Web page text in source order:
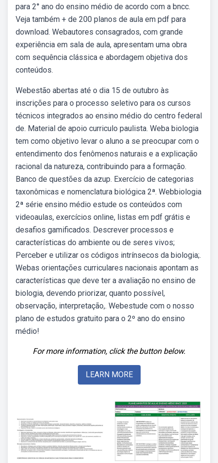
para 2° ano do ensino médio de acordo com a bncc.
Veja também + de 200 planos de aula em pdf para
download. Webautores consagrados, com grande
experiência em sala de aula, apresentam uma obra
com sequência clássica e abordagem objetiva dos
conteúdos.
Webestão abertas até o dia 15 de outubro às
inscrições para o processo seletivo para os cursos
técnicos integrados ao ensino médio do centro federal
de. Material de apoio curriculo paulista. Weba biologia
tem como objetivo levar o aluno a se preocupar com o
entendimento dos fenômenos naturais e a explicação
racional da natureza, contribuindo para a formação.
Banco de questões da azup. Exercício de categorias
taxonômicas e nomenclatura biológica 2ª. Webbiologia
2ª série ensino médio estude os conteúdos com
videoaulas, exercícios online, listas em pdf grátis e
desafios gamificados. Descrever processos e
características do ambiente ou de seres vivos;
Perceber e utilizar os códigos intrínsecos da biologia;.
Webas orientações curriculares nacionais apontam as
características que deve ter a avaliação no ensino de
biologia, devendo priorizar, quanto possível,
observação, interpretação,. Webestude com o nosso
plano de estudos gratuito para o 2º ano do ensino
médio!
For more information, click the button below.
LEARN MORE